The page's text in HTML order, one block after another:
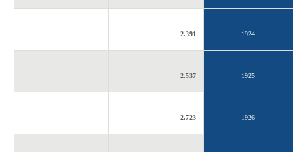
1924
2.391
1925
2.537
1926
2.723